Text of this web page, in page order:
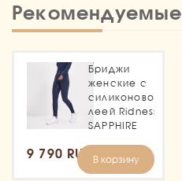
Рекомендуемые
Бриджи
женские с
силиконовой
леей Ridness
SAPPHIRE
9 790 RUB В корзину